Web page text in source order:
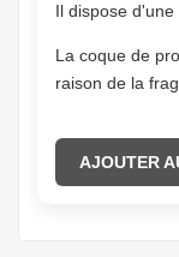
Il dispose
La coque de
raison de la
AJOUTER